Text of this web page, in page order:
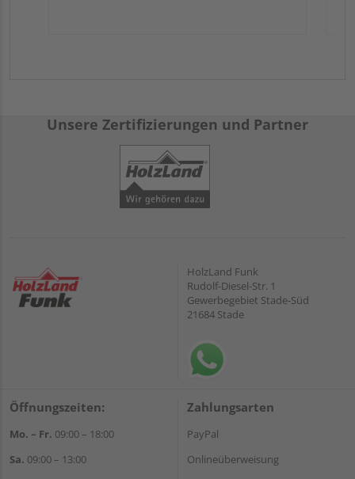
Unsere Zertifizierungen und Partner
HolzLand Funk
Rudolf-Diesel-Str. 1
Gewerbegebiet Stade-Süd
21684 Stade
Öffnungszeiten:
Mo. – Fr. 09:00 – 18:00
Sa. 09:00 – 13:00
Zahlungsarten
PayPal
Onlineüberweisung